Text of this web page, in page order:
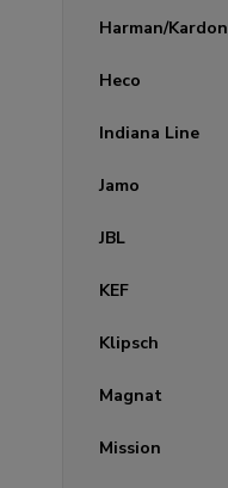
Harman/Kardon
Heco
Indiana Line
Jamo
JBL
KEF
Klipsch
Magnat
Mission